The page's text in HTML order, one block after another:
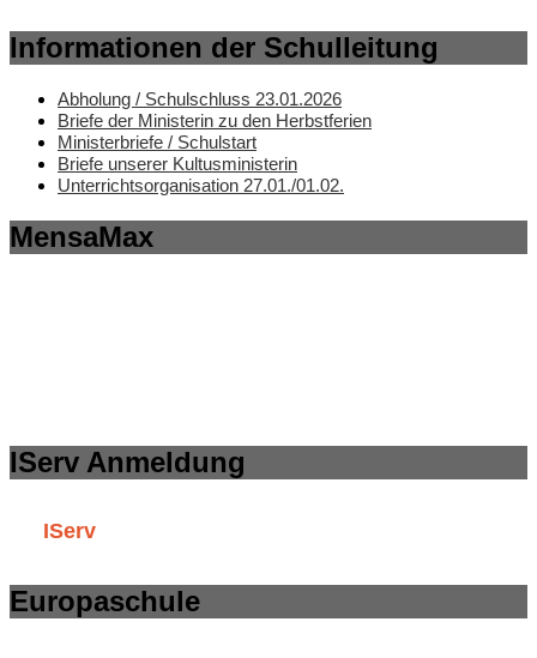
Informationen der Schulleitung
Abholung / Schulschluss 23.01.2026
Briefe der Ministerin zu den Herbstferien
Ministerbriefe / Schulstart
Briefe unserer Kultusministerin
Unterrichtsorganisation 27.01./01.02.
MensaMax
IServ Anmeldung
IServ
Europaschule